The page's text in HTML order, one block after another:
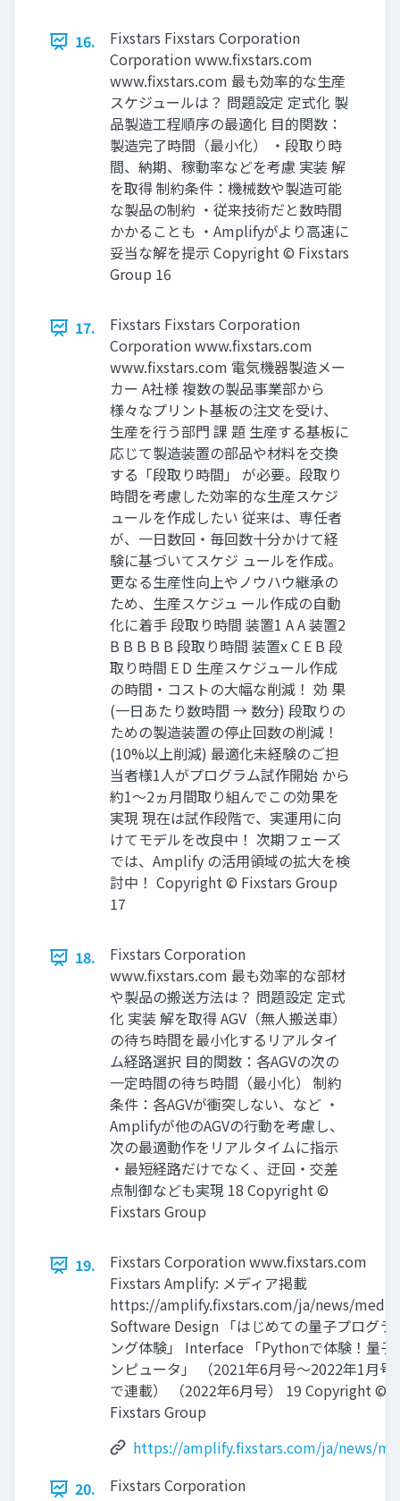
16.
Fixstars Fixstars Corporation
Corporation www.fixstars.com
www.fixstars.com 最も効率的な生産
スケジュールは？ 問題設定 定式化 製
品製造工程順序の最適化 目的関数：
製造完了時間（最小化） ・段取り時
間、納期、稼動率などを考慮 実装 解
を取得 制約条件：機械数や製造可能
な製品の制約 ・従来技術だと数時間
かかることも ・Amplifyがより高速に
妥当な解を提示 Copyright © Fixstars
Group 16
17.
Fixstars Fixstars Corporation
Corporation www.fixstars.com
www.fixstars.com 電気機器製造メー
カー A社様 複数の製品事業部から
様々なプリント基板の注文を受け、
生産を行う部門 課 題 生産する基板に
応じて製造装置の部品や材料を交換
する「段取り時間」 が必要。段取り
時間を考慮した効率的な生産スケジ
ュールを作成したい 従来は、専任者
が、一日数回・毎回数十分かけて経
験に基づいてスケジ ュールを作成。
更なる生産性向上やノウハウ継承の
ため、生産スケジュ ール作成の自動
化に着手 段取り時間 装置1 A A 装置2
B B B B B 段取り時間 装置x C E B 段
取り時間 E D 生産スケジュール作成
の時間・コストの大幅な削減！ 効 果
(一日あたり数時間 → 数分) 段取りの
ための製造装置の停止回数の削減！
(10%以上削減) 最適化未経験のご担
当者様1人がプログラム試作開始 から
約1～2ヵ月間取り組んでこの効果を
実現 現在は試作段階で、実運用に向
けてモデルを改良中！ 次期フェーズ
では、Amplify の活用領域の拡大を検
討中！ Copyright © Fixstars Group
17
18.
Fixstars Corporation
www.fixstars.com 最も効率的な部材
や製品の搬送方法は？ 問題設定 定式
化 実装 解を取得 AGV（無人搬送車）
の待ち時間を最小化するリアルタイ
ム経路選択 目的関数：各AGVの次の
一定時間の待ち時間（最小化） 制約
条件：各AGVが衝突しない、など ・
Amplifyが他のAGVの行動を考慮し、
次の最適動作をリアルタイムに指示
・最短経路だけでなく、迂回・交差
点制御なども実現 18 Copyright ©
Fixstars Group
19.
Fixstars Corporation www.fixstars.com
Fixstars Amplify: メディア掲載
https://amplify.fixstars.com/ja/news/media
Software Design 「はじめての量子プログラ
ング体験」 Interface 「Pythonで体験！量子
ンピュータ」 （2021年6月号～2022年1月号
で連載） （2022年6月号） 19 Copyright ©
Fixstars Group
https://amplify.fixstars.com/ja/news/
20.
Fixstars Corporation